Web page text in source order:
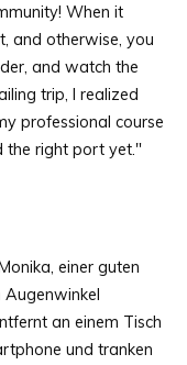
When it
and otherwise, you
and watch the
trip, I realized
professional course
the right port yet."
einer guten
Augenwinkel
an einem Tisch
und tranken